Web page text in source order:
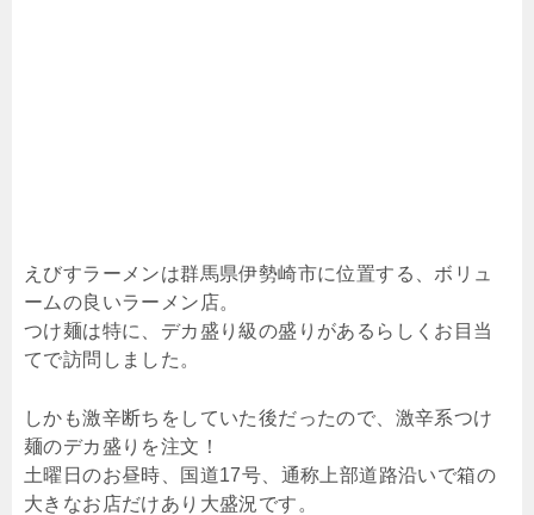
えびすラーメンは群馬県伊勢崎市に位置する、ボリュ
ームの良いラーメン店。
つけ麺は特に、デカ盛り級の盛りがあるらしくお目当
てで訪問しました。
しかも激辛断ちをしていた後だったので、激辛系つけ
麺のデカ盛りを注文！
土曜日のお昼時、国道17号、通称上部道路沿いで箱の
大きなお店だけあり大盛況です。